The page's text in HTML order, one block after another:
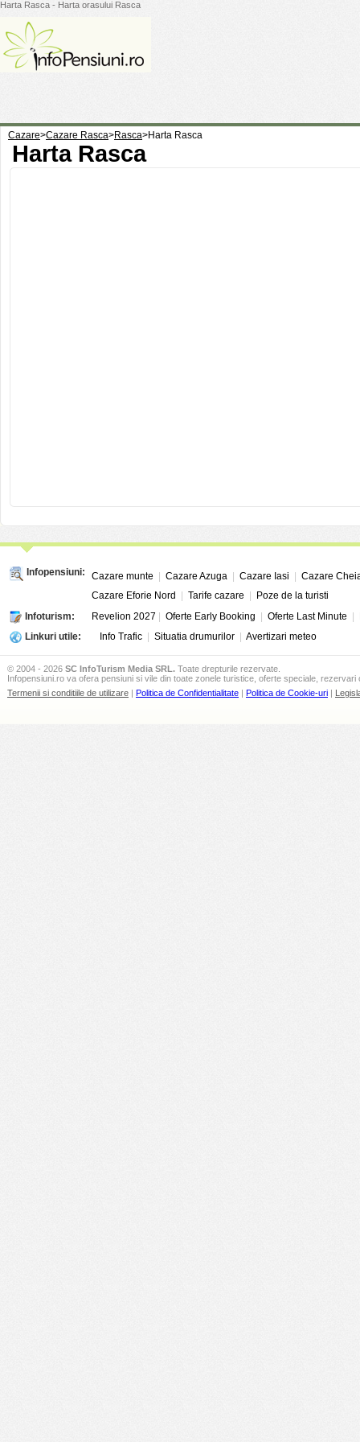
Harta Rasca - Harta orasului Rasca
Cazare>Cazare Rasca>Rasca>Harta Rasca
Harta Rasca
Infopensiuni: Cazare munte Cazare Azuga Cazare Iasi
Cazare
Cazare Eforie Nord
Tarife cazare
Poze de la turisti
Infoturism:
Revelion 2027 Oferte Early Booking Oferte Last Minute
Linkuri utile:
Info Trafic Situatia drumurilor Avertizari meteo
© 2004 - 2026 SC InfoTurism Media SRL. Toate drepturile rezervate.
Infopensiuni.ro va ofera pensiuni si vile din toate zonele turistice, oferte speciale, rezervari
Termenii si conditiile de utilizare | Politica de Confidentialitate | Politica de Cookie-uri |